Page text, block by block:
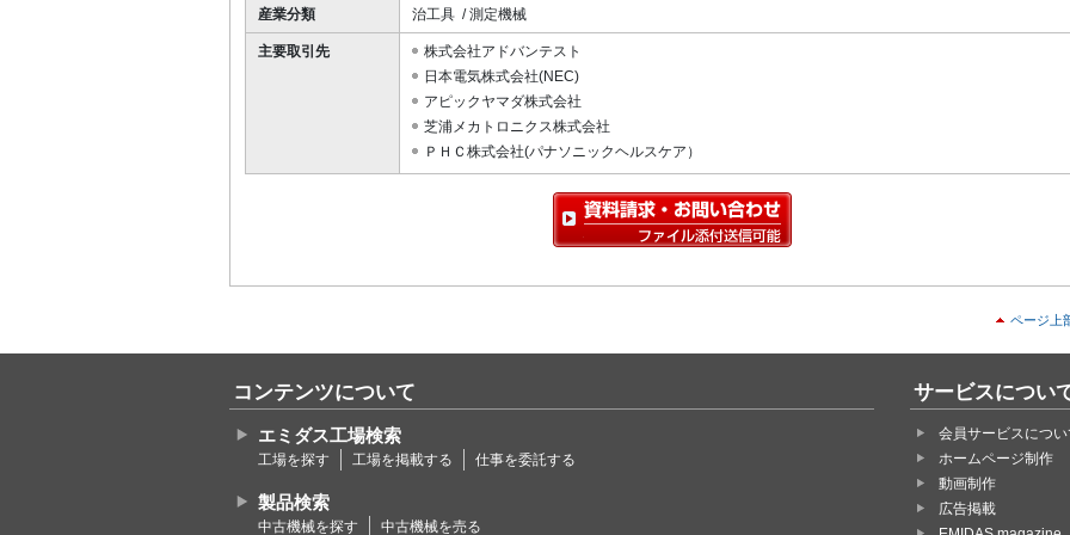
産業分類 治工具 / 測定機械
主要取引先
株式会社アドバンテスト
日本電気株式会社(NEC)
アピックヤマダ株式会社
芝浦メカトロニクス株式会社
ＰＨＣ株式会社(パナソニックヘルスケア）
ページ上
コンテンツについて
エミダス工場検索
工場を探す 工場を掲載する 仕事を委託する
製品検索
中古機械を探す 中古機械を売る
サービスについ
会員サービスについ
ホームページ制作
動画制作
広告掲載